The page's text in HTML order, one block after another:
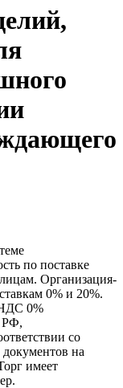
по поставке
Организация-
0% и 20%.
НДС 0%
РФ,
со
на
имеет